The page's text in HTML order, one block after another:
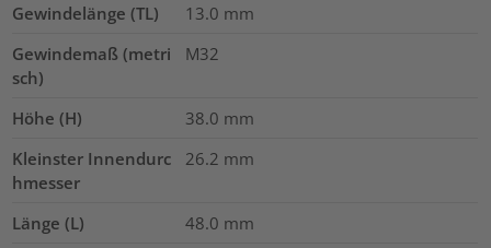
Gewindelänge (TL)
13.0 mm
Gewindemaß (metri
sch)
M32
Höhe (H) 38.0 mm
Kleinster Innendurc
hmesser
26.2 mm
Länge (L) 48.0 mm